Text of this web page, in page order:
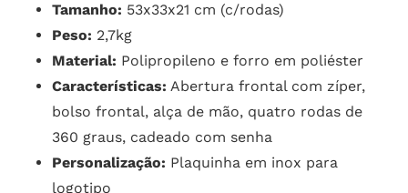
Tamanho: 53x33x21 cm (c/rodas)
Peso: 2,7kg
Material: Polipropileno e forro em poliéster
Características: Abertura frontal com zíper,
bolso frontal, alça de mão, quatro rodas de
360 graus, cadeado com senha
Personalização: Plaquinha em inox para
logotipo